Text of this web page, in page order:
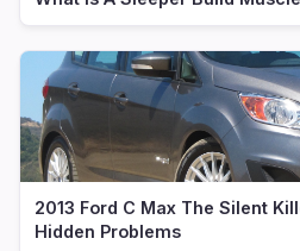
2013 Ford C Max The Silent
Hidden Problems